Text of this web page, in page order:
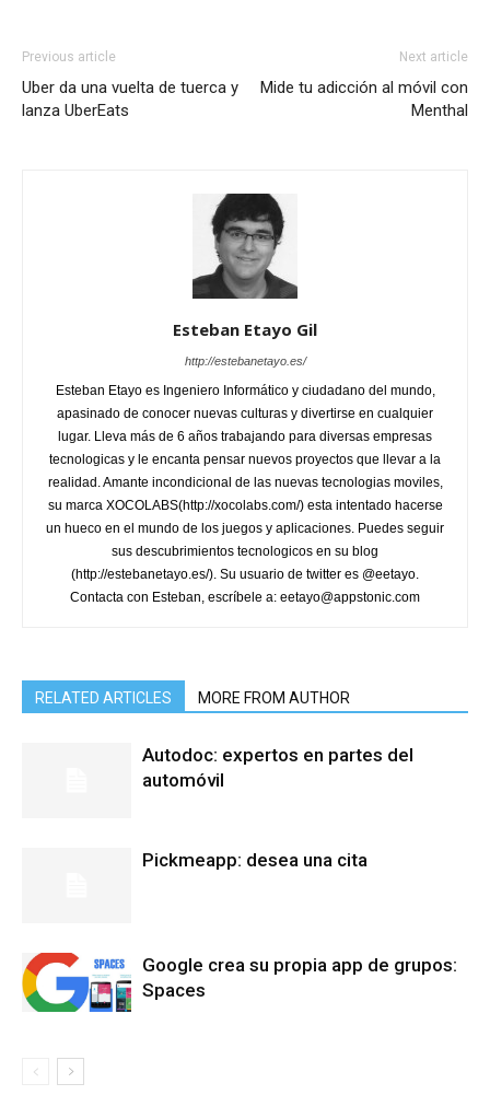
Previous article
Uber da una vuelta de tuerca y
lanza UberEats
Next article
Mide tu adicción al móvil con
Menthal
Esteban Etayo Gil
http://estebanetayo.es/
Esteban Etayo es Ingeniero Informático y ciudadano del mundo,
apasinado de conocer nuevas culturas y divertirse en cualquier
lugar. Lleva más de 6 años trabajando para diversas empresas
tecnologicas y le encanta pensar nuevos proyectos que llevar a la
realidad. Amante incondicional de las nuevas tecnologias moviles,
su marca XOCOLABS(http://xocolabs.com/) esta intentado hacerse
un hueco en el mundo de los juegos y aplicaciones. Puedes seguir
sus descubrimientos tecnologicos en su blog
(http://estebanetayo.es/). Su usuario de twitter es @eetayo.
Contacta con Esteban, escríbele a: eetayo@appstonic.com
RELATED ARTICLES MORE FROM AUTHOR
Autodoc: expertos en partes del
automóvil
Pickmeapp: desea una cita
Google crea su propia app de grupos:
Spaces